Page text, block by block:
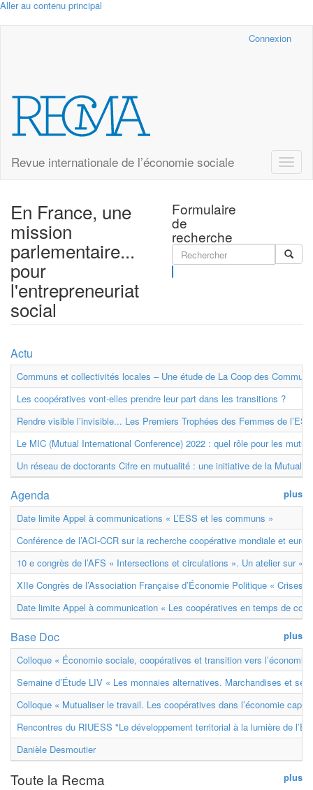
Aller au contenu principal
Connexion
Revue internationale de l’économie sociale
Toggle
Formulaire
de
recherche
En France, une
mission
parlementaire...
pour
l'entrepreneuriat
social
Actu
Communs et collectivités locales – Une étude de La Coop des
Les coopératives vont-elles prendre leur part dans les transitions ?
Rendre visible l’invisible... Les Premiers Trophées des Femmes de
Le MIC (Mutual International Conference) 2022 : quel rôle pour les
Un réseau de doctorants Cifre en mutualité : une initiative de la
plus
Agenda
Date limite Appel à communications « L’ESS et les communs »
Conférence de l’ACI-CCR sur la recherche coopérative mondiale et
10 e congrès de l’AFS « Intersections et circulations ». Un atelier sur «
XIIe Congrès de l’Association Française d’Économie Politique « Crises
Date limite Appel à communication « Les coopératives en temps de
plus
Base Doc
Colloque « Économie sociale, coopératives et transition vers
Semaine d’Étude LIV « Les monnaies alternatives. Marchandises et
Colloque « Mutualiser le travail. Les coopératives dans l’économie
Rencontres du RIUESS "Le développement territorial à la lumière de
Danièle Desmoutier
plus
Toute la Recma